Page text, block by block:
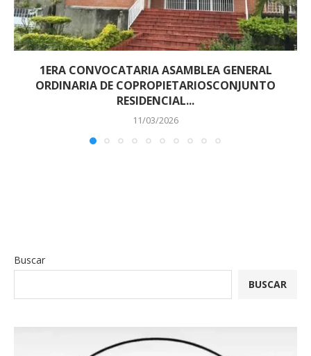
1ERA CONVOCATARIA ASAMBLEA GENERAL
ORDINARIA DE COPROPIETARIOSCONJUNTO
RESIDENCIAL...
11/03/2026
Buscar
BUSCAR